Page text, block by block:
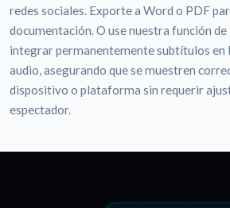
redes sociales. Exporte a Word o PDF
documentación. O use nuestra función
integrar permanentemente subtítulos en
audio, asegurando que se muestren
dispositivo o plataforma sin requerir
espectador.